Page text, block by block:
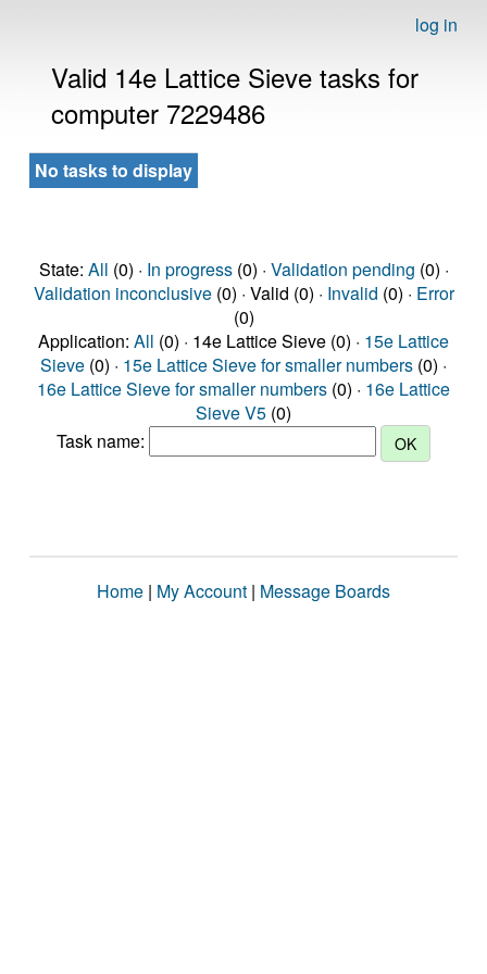
log in
Valid 14e Lattice Sieve tasks for
computer 7229486
No tasks to display
State: All (0) · In progress(0) · Validation pending (0) ·
Validation inconclusive(0) · Valid (0) · Invalid (0) · Error
(0)
Application: All (0) · 14e Lattice Sieve (0) · 15e Lattice
Sieve (0) · 15e Lattice Sieve for smaller numbers (0) ·
16e Lattice Sieve for smaller numbers (0) · 16e Lattice
Sieve V5 (0)
Task name:
Home | My Account | Message Boards